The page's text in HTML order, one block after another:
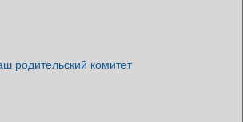
родительский комитет